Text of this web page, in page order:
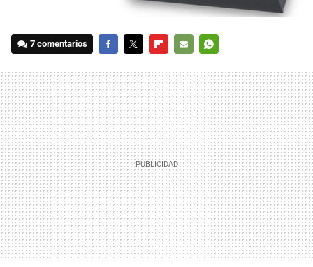
7 comentarios
MAIL